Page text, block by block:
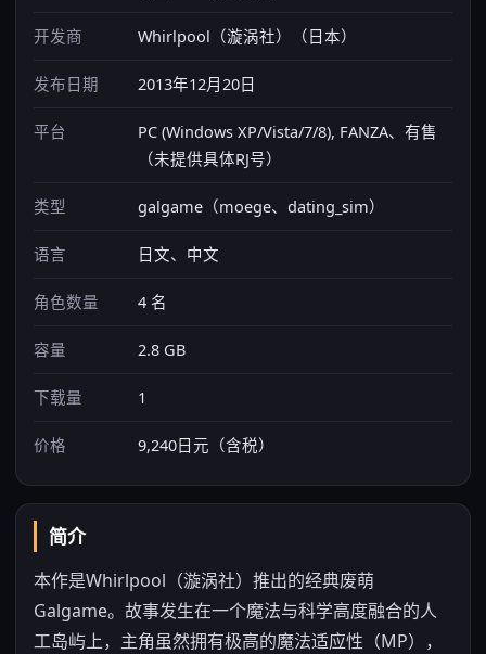
开发商 Whirlpool（漩涡社）（日本）
发布日期 2013年12月20日
平台
PC (Windows XP/Vista/7/8), FANZA、有售
（未提供具体RJ号）
类型 galgame（moege、dating_sim）
语言 日文、中文
角色数量 4 名
容量 2.8 GB
下载量 1
价格 9,240日元（含税）
简介
本作是Whirlpool（漩涡社）推出的经典废萌
Galgame。故事发生在一个魔法与科学高度融合的人
工岛屿上，主角虽然拥有极高的魔法适应性（MP），